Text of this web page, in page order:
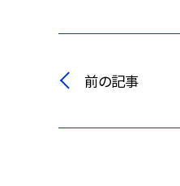
前の記事